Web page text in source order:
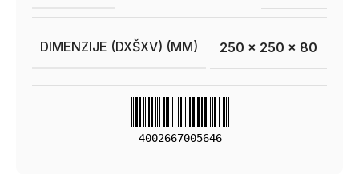
DIMENZIJE (DXŠXV) (MM) 250 x 250 x 80
4002667005646